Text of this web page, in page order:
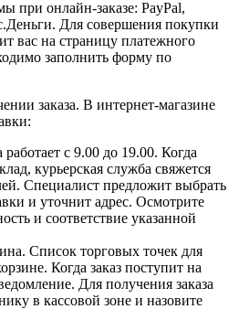
при онлайн-заказе: PayPal,
Для совершения покупки
вас на страницу платежного
заполнить форму по
заказа. В интернет-магазине
работает с 9.00 до 19.00. Когда
курьерская служба свяжется
Специалист предложит выбрать
и уточнит адрес. Осмотрите
и соответствие указанной
Список торговых точек для
Когда заказ поступит на
Для получения заказа
в кассовой зоне и назовите